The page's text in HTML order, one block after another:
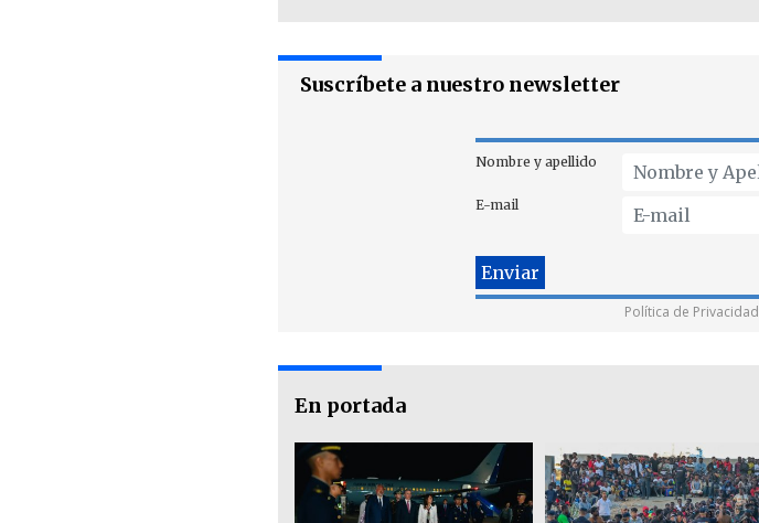
Suscríbete a nuestro newsletter
Nombre y apellido
E-mail
Política de Privacidad
En portada